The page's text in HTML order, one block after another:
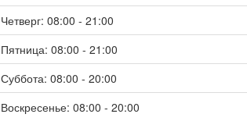
Четверг: 08:00 - 21:00
Пятница: 08:00 - 21:00
Суббота: 08:00 - 20:00
Воскресенье: 08:00 - 20:00